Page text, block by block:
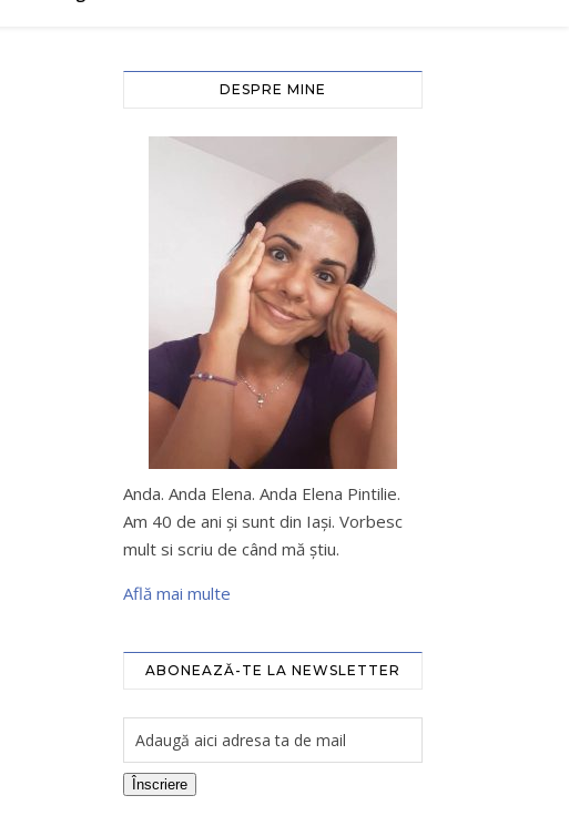
DESPRE MINE
Anda. Anda Elena. Anda Elena Pintilie.
Am 40 de ani şi sunt din Iaşi. Vorbesc
mult si scriu de când mă ştiu.
Află mai multe
ABONEAZĂ-TE LA NEWSLETTER
Înscriere